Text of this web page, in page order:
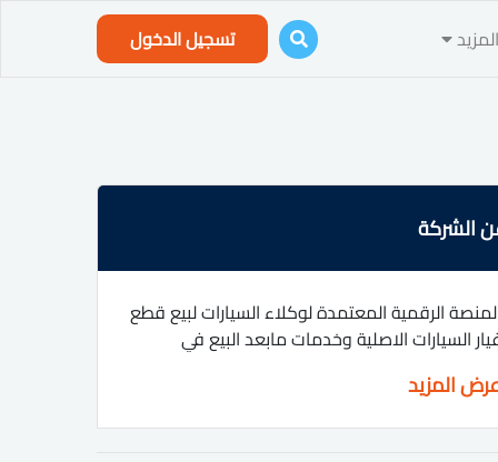
المزيد تسجيل الدخول
الشركة
الرقمية المعتمدة لوكلاء السيارات لبيع قطع
السيارات الاصلية وخدمات مابعد البيع في
المزيد